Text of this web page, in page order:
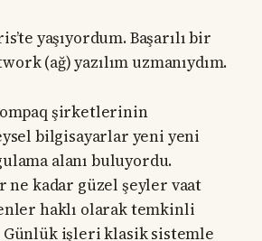
yaşıyordum. Başarılı bir
(ağ) yazılım uzmanıydım.
şirketlerinin
bilgisayarlar yeni yeni
alanı buluyordu.
ne kadar güzel şeyler vaat
haklı olarak temkinli
Günlük işleri klasik sistemle